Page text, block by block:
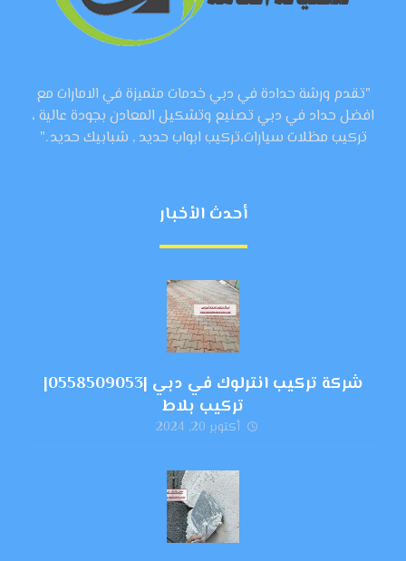
"تقدم ورشة حدادة في دبي خدمات متميزة في الامارات مع
افضل حداد في دبي تصنيع وتشكيل المعادن بجودة عالية ،
تركيب مظلات سيارات،تركيب ابواب حديد , شبابيك حديد ."
أحدث الأخبار
شركة تركيب انترلوك في دبي |0558509053|
تركيب بلاط
أكتوبر 20, 2024